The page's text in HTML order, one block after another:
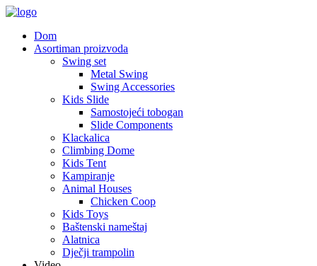
Dom
Asortiman proizvoda
Swing set
Metal Swing
Swing Accessories
Kids Slide
Samostojeći tobogan
Slide Components
Klackalica
Climbing Dome
Kids Tent
Kampiranje
Animal Houses
Chicken Coop
Kids Toys
Baštenski nameštaj
Alatnica
Dječji trampolin